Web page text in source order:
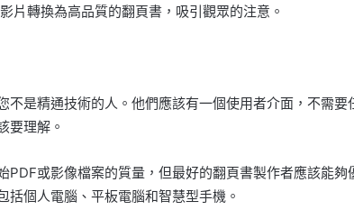
片轉換為高品質的翻頁書，吸引觀眾的注意。
是精通技術的人。他們應該有一個使用者介面，不需要
要理解。
或影像檔案的質量，但最好的翻頁書製作者應該能夠
個人電腦、平板電腦和智慧型手機。